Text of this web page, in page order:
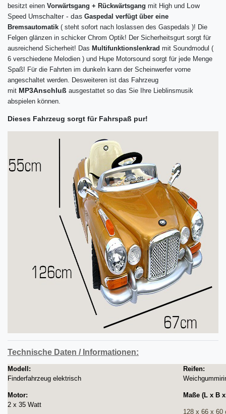
besitzt einen Vorwärtsgang + Rückwärtsgang mit High und Low
Speed Umschalter - das Gaspedal verfügt über eine
Bremsautomatik ( steht sofort nach loslassen des Gaspedals )! Die
Felgen glänzen in schicker Chrom Optik! Der Sicherheitsgurt sorgt für
ausreichend Sicherheit! Das Multifunktionslenkrad mit Soundmodul (
6 verschiedene Melodien ) und Hupe Motorsound sorgt für jede Menge
Spaß! Für die Fahrten im dunkeln kann der Scheinwerfer vorne
angeschaltet werden. Desweiteren ist das Fahrzeug
mit MP3Anschluß ausgestattet so das Sie Ihre Lieblinsmusik
abspielen können.
Dieses Fahrzeug sorgt für Fahrspaß pur!
Technische Daten / Informationen:
Modell:
Finderfahrzeug elektrisch
Motor:
2 x 35 Watt
Reifen:
Maße (L x B
128 x 66 x 60